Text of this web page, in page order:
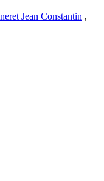
Jean Constantin ,